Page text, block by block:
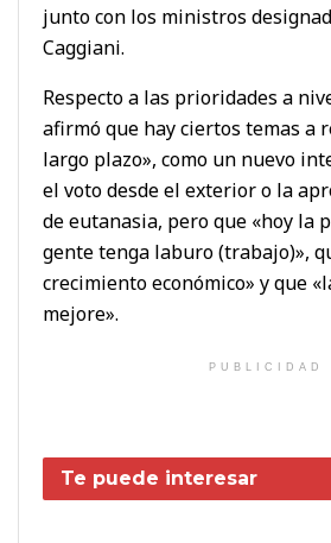
junto con los ministros
Caggiani.
Respecto a las prioridades a
afirmó que hay ciertos temas a
largo plazo», como un nuevo
el voto desde el exterior o la
de eutanasia, pero que «hoy la
gente tenga laburo (trabajo)»,
crecimiento económico» y que
mejore».
PUBLICIDAD
Te puede interesar